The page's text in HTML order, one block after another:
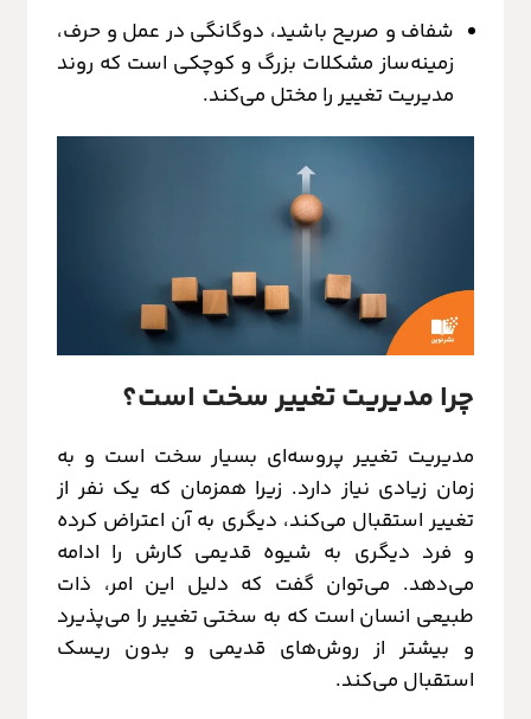
شفاف و صریح باشید، دوگانگی در عمل و حرف،
زمینه‌ساز مشکلات بزرگ و کوچکی است که روند
مدیریت تغییر را مختل می‌کند.
چرا مدیریت تغییر سخت است؟
مدیریت تغییر پروسه‌ای بسیار سخت است و به
زمان زیادی نیاز دارد. زیرا همزمان که یک نفر از
تغییر استقبال می‌کند، دیگری به آن اعتراض کرده
و فرد دیگری به شیوه قدیمی کارش را ادامه
می‌دهد. می‌توان گفت که دلیل این امر، ذات
طبیعی انسان است که به سختی تغییر را می‌پذیرد
و بیشتر از روش‌های قدیمی و بدون ریسک
استقبال می‌کند.